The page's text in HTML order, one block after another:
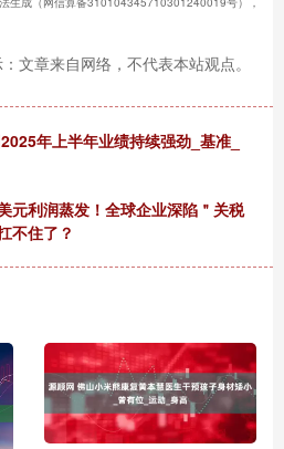
文章来自网络，不代表本站观点。
年上半年业绩持续强劲_基准_
元利润蒸发！全球企业深陷＂关税
不住了？